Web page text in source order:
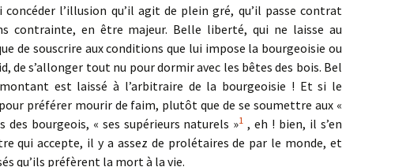
concéder l’illusion qu’il agit de plein gré, qu’il passe contrat
con­trainte, en être majeur. Belle liberté, qui ne laisse au
de souscrire aux conditions que lui impose la bourgeoisie ou
de s’allonger tout nu pour dormir avec les bêtes des bois. Bel
est laissé à l’arbitraire de la bourgeoisie ! Et si le
préférer mourir de faim, plutôt que de se soumettre aux «
bourgeois, « ses supérieurs naturels »1 , eh ! bien, il s’en
qui accepte, il y a assez de prolétaires de par le monde, et
qu’ils préfèrent la mort à la vie.